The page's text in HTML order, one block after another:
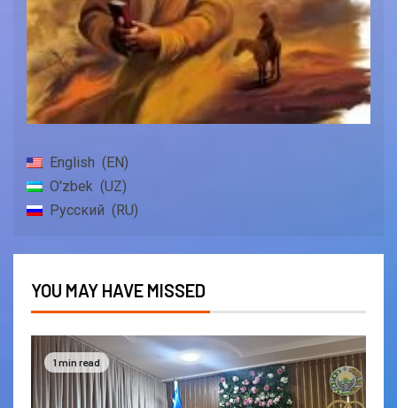
English
EN
O'zbek
UZ
Русский
RU
YOU MAY HAVE MISSED
1 min read